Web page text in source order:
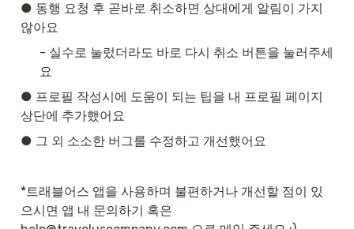
● 동행 요청 후 곧바로 취소하면 상대에게 알림이 가지
않아요
- 실수로 눌렀더라도 바로 다시 취소 버튼을 눌러주세
요
● 프로필 작성시에 도움이 되는 팁을 내 프로필 페이지
상단에 추가했어요
● 그 외 소소한 버그를 수정하고 개선했어요
*트래블어스 앱을 사용하며 불편하거나 개선할 점이 있
으시면 앱 내 문의하기 혹은